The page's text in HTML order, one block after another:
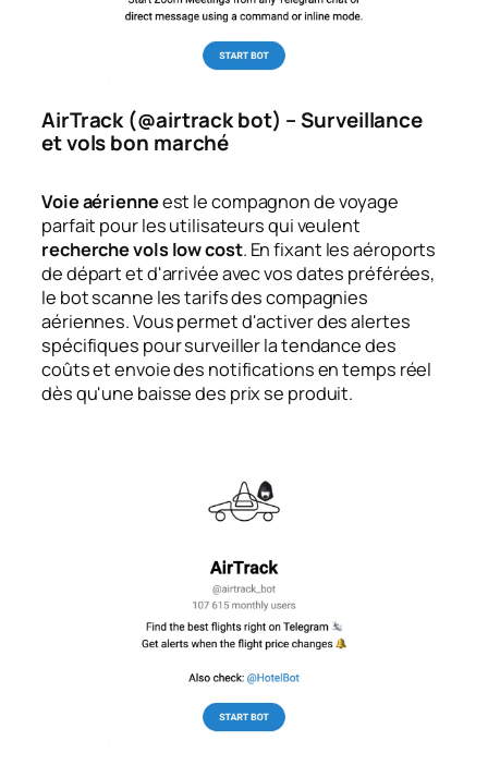
AirTrack (@airtrack bot) – Surveillance
et vols bon marché
Voie aérienneest le compagnon de voyage
parfait pour les utilisateurs qui veulent
recherche vols low cost. En fixant les aéroports
de départ et d'arrivée avec vos dates préférées,
le bot scanne les tarifs des compagnies
aériennes. Vous permet d'activer des alertes
spécifiques pour surveiller la tendance des
coûts et envoie des notifications en temps réel
dès qu'une baisse des prix se produit.